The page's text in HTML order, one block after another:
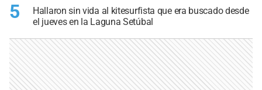
5
Hallaron sin vida al kitesurfista que era buscado desde
el jueves en la Laguna Setúbal